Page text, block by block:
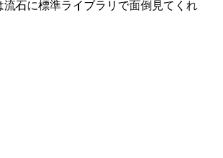
流石に標準ライブラリで面倒見てくれ